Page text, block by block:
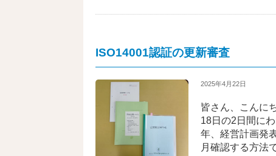
ISO14001認証の更新審査
2025年4月22日
皆さん、こんに
18日の2日間に
年、経営計画発
月確認する方法